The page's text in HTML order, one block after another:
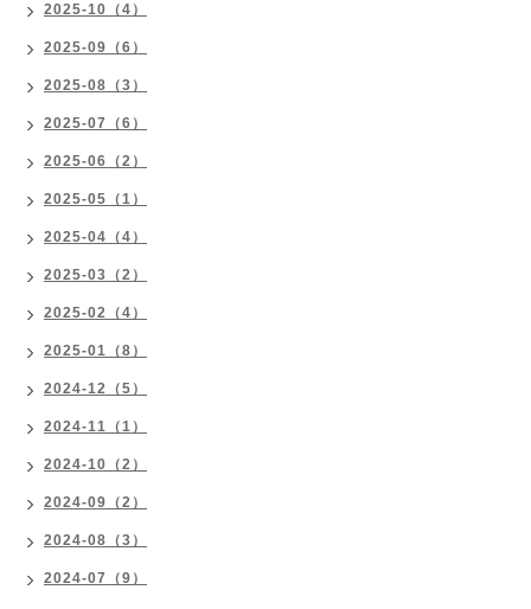
2025-10（4）
2025-09（6）
2025-08（3）
2025-07（6）
2025-06（2）
2025-05（1）
2025-04（4）
2025-03（2）
2025-02（4）
2025-01（8）
2024-12（5）
2024-11（1）
2024-10（2）
2024-09（2）
2024-08（3）
2024-07（9）